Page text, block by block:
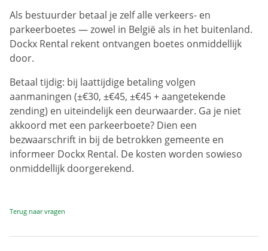
Als bestuurder betaal je zelf alle verkeers- en
parkeerboetes — zowel in België als in het buitenland.
Dockx Rental rekent ontvangen boetes onmiddellijk
door.
Betaal tijdig: bij laattijdige betaling volgen
aanmaningen (±€30, ±€45, ±€45 + aangetekende
zending) en uiteindelijk een deurwaarder. Ga je niet
akkoord met een parkeerboete? Dien een
bezwaarschrift in bij de betrokken gemeente en
informeer Dockx Rental. De kosten worden sowieso
onmiddellijk doorgerekend.
Terug naar vragen